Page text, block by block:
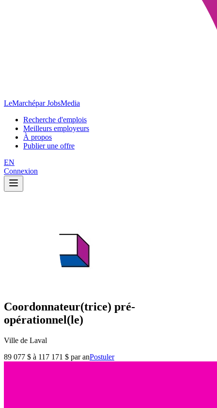
LeMarchépar JobsMedia
Recherche d'emplois
Meilleurs employeurs
À propos
Publier une offre
EN
Connexion
Coordonnateur(trice) pré-
opérationnel(le)
Ville de Laval
89 077 $ à 117 171 $ par anPostuler